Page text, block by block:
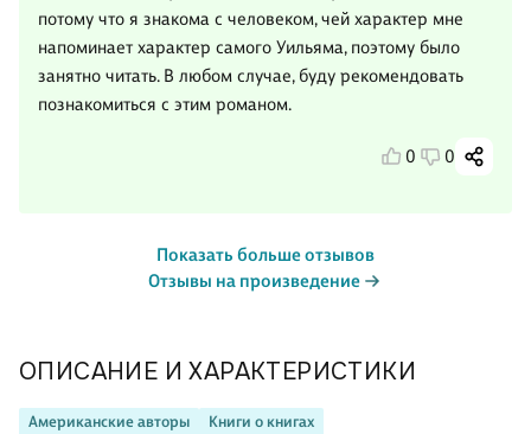
ОПИСАНИЕ И ХАРАКТЕРИСТИКИ
Американские авторы
Книги о книгах
потому что я знакома с человеком, чей характер мне
напоминает характер самого Уильяма, поэтому было
занятно читать. В любом случае, буду рекомендовать
познакомиться с этим романом.
0 0
Показать больше отзывов
Отзывы на произведение